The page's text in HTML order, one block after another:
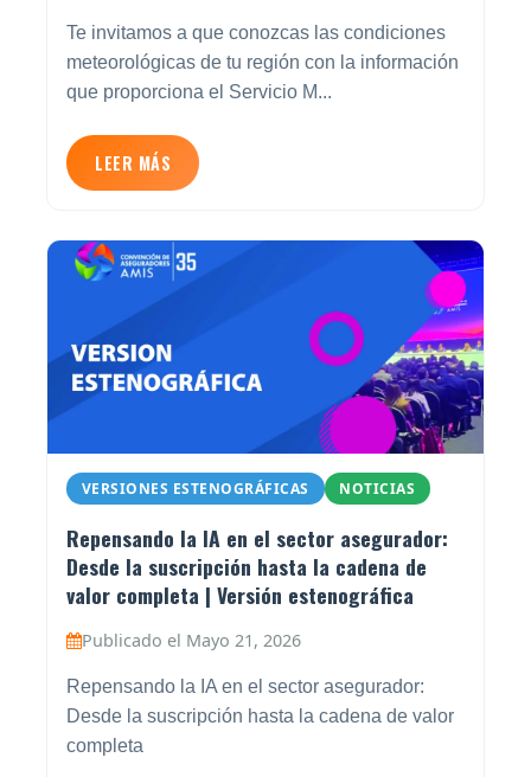
Te invitamos a que conozcas las condiciones
meteorológicas de tu región con la información
que proporciona el Servicio M...
LEER MÁS
VERSIONES ESTENOGRÁFICAS NOTICIAS
Repensando la IA en el sector asegurador:
Desde la suscripción hasta la cadena de
valor completa | Versión estenográfica
Publicado el Mayo 21, 2026
Repensando la IA en el sector asegurador:
Desde la suscripción hasta la cadena de valor
completa